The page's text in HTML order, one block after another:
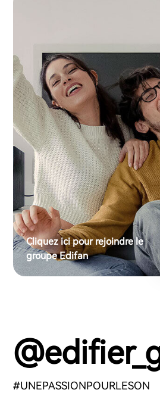
Cliquez ici pour rejoindre le
groupe Edifan
#UNEPASSIONPOURLESON